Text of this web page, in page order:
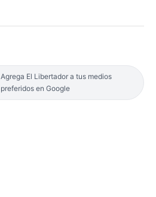
Agrega El Libertador a tus medios
preferidos en Google